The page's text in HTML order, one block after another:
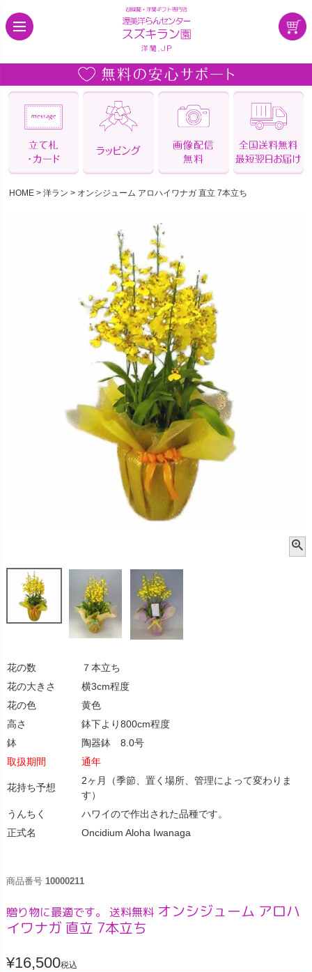
HOME 洋ラン オンシジューム アロハイワナガ 直立 7本立ち
花の数
７本立ち
花の大きさ
横3cm程度
花の色
黄色
高さ
鉢下より800cm程度
鉢
陶器鉢 8.0号
取扱期間
通年
花持ち予想
2ヶ月（季節、置く場所、管理によって変わりま
す）
うんちく
ハワイので作出された品種です。
正式名
Oncidium Aloha Iwanaga
商品番号 10000211
贈り物に最適です。 送料無料 オンシジューム アロハ
イワナガ 直立 7本立ち
¥16,500税込